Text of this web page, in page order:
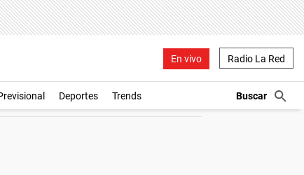
En vivo Radio La Red
Deportes Trends